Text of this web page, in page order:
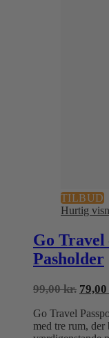
TILBUD
Hurtig
Go Travel
Pasholder
99,00kr. Den
pris
var:
79,00
Go Travel
med tre rum, der